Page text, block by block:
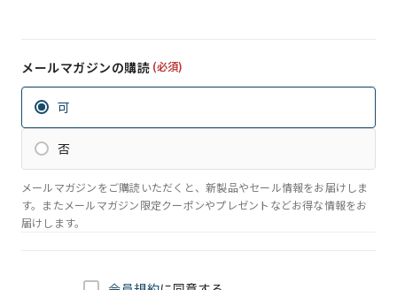
メールマガジンの購読 (必須)
可
否
メールマガジンをご購読いただくと、新製品やセール情報をお届けしま
す。またメールマガジン限定クーポンやプレゼントなどお得な情報をお
届けします。